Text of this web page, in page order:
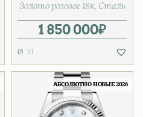
Золото розовое 18к Сталь
1 850 000₽
31
АБСОЛЮТНО НОВЫЕ 2026